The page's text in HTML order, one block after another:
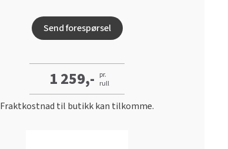
Send forespørsel
1 259,- pr.
rull
Fraktkostnad til butikk kan tilkomme.